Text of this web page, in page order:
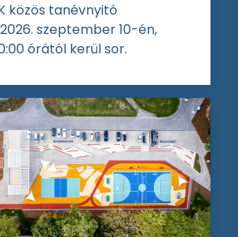
közös tanévnyitó
szeptember 10-én,
órától kerül sor.